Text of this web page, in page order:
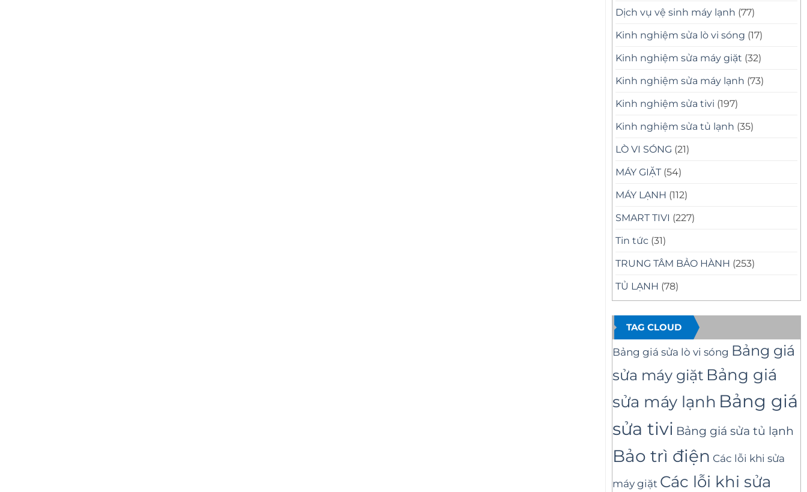
Dịch vụ vệ sinh máy lạnh (77)
Kinh nghiệm sửa lò vi sóng (17)
Kinh nghiệm sửa máy giặt (32)
Kinh nghiệm sửa máy lạnh (73)
Kinh nghiệm sửa tivi (197)
Kinh nghiệm sửa tủ lạnh (35)
LÒ VI SÓNG (21)
MÁY GIẶT (54)
MÁY LẠNH (112)
SMART TIVI (227)
Tin tức (31)
TRUNG TÂM BẢO HÀNH (253)
TỦ LẠNH (78)
TAG CLOUD
Bảng giá sửa lò vi sóng Bảng giá
sửa máy giặt Bảng giá
sửa máy lạnh Bảng giá
sửa tivi Bảng giá sửa tủ lạnh
Bảo trì điện Các lỗi khi sửa
máy giặt Các lỗi khi sửa